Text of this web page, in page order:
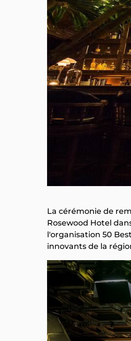
La cérémonie de
Rosewood Hotel
l'organisation 50
innovants de la